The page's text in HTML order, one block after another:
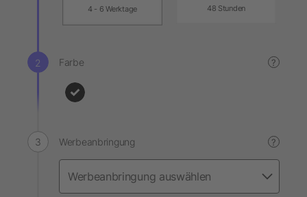
4 - 6 Werktage 48 Stunden
Farbe ?
Werbeanbringung ?